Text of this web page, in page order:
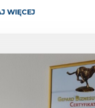
WIĘCEJ